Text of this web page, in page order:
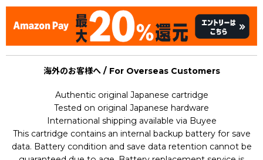
海外のお客様へ / For Overseas Customers
Authentic original Japanese cartridge
Tested on original Japanese hardware
International shipping available via Buyee
This cartridge contains an internal backup battery for save
data. Battery condition and save data retention cannot be